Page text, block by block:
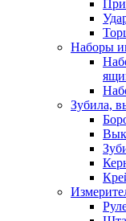
Наборы
Зубила,